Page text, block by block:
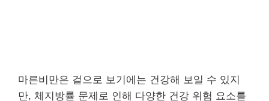
마른비만은 겉으로 보기에는 건강해 보일 수 있지
만, 체지방률 문제로 인해 다양한 건강 위험 요소를